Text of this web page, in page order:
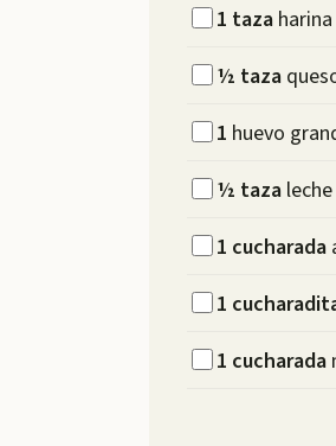
1 taza
½ taza
1 huevo
½ taza leche
1 cucharada
1
1 cucharada